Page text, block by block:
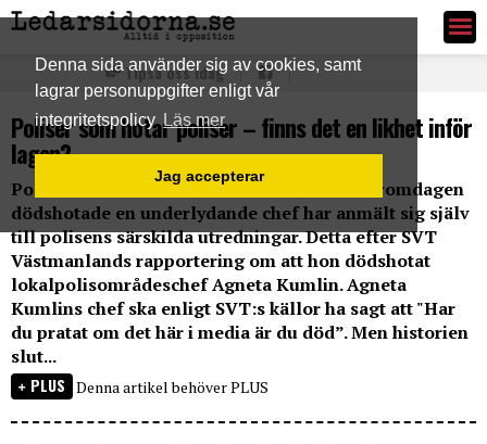
Denna sida använder sig av cookies, samt
lagrar personuppgifter enligt vår
integritetspolicyLäs mer
Jag accepterar
Ledarsidorna.se
Tipsa oss idag
Poliser som hotar poliser – finns det en likhet inför
lagen?
Polisområdeschefen i Västmanland som häromdagen
dödshotade en underlydande chef har anmält sig själv
till polisens särskilda utredningar. Detta efter SVT
Västmanlands rapportering om att hon dödshotat
lokalpolisområdeschef Agneta Kumlin. Agneta
Kumlins chef ska enligt SVT:s källor ha sagt att "Har
du pratat om det här i media är du död”. Men historien
slut...
PLUS Denna artikel behöver PLUS